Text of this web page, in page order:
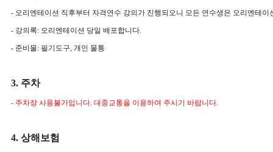
- 오리엔테이션 직 후부터 자격연수 강의가 진행되오니 모든 연수생은 오리엔테이
- 강의록: 오리엔테이션 당일 배포합니다.
- 준비물: 필기도구, 개인 물통
3. 주차
- 주차장 사용불가입니다. 대중교통을 이용하여 주시기 바랍니다.
4. 상해보험